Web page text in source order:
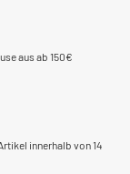
aus ab 150€
innerhalb von 14